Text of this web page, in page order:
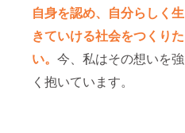
自身を認め、自分らしく生
きていける社会をつくりた
い。 今、私はその想いを強
く抱いています。